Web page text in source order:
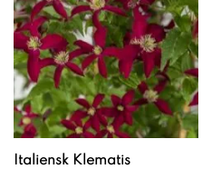
Italiensk Klematis